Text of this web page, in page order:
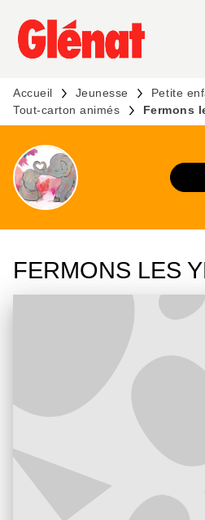
MENU RECHERCHE
PIED DE PAGE
Accueil Jeunesse
Petite
Tout-carton animés
Fermons
FERMONS LES